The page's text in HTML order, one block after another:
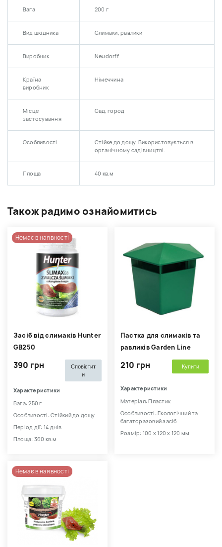
Вага 200 г
Вид шкідника Слимаки, равлики
Виробник Neudorff
Країна
виробник
Німеччина
Місце
застосування
Сад, город
Особливості
Стійке до дощу. Використовується в
органічному садівництві.
Площа 40 кв.м
Також радимо ознайомитись
Немає в наявності
Засіб від слимаків Hunter
GB250
390 грн
Сповістит
и
Характеристики
Вага: 250 г
Особливості: Стійкий до дощу
Період дії: 14 днів
Площа: 360 кв.м
Пастка для слимаків та
равликів Garden Line
210 грн Купити
Характеристики
Матеріал: Пластик
Особливості: Екологічний та
багаторазовий засіб
Розмір: 100 х 120 х 120 мм
Немає в наявності